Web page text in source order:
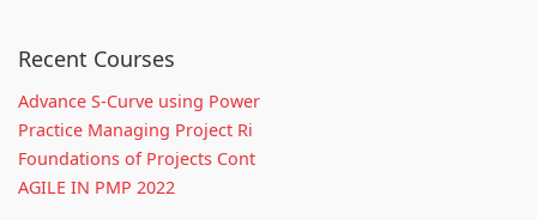
Recent Courses
Advance S-Curve using Power
Practice Managing Project Ri
Foundations of Projects Cont
AGILE IN PMP 2022